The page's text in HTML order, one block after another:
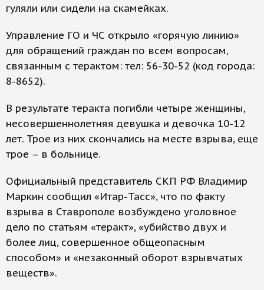
гуляли или сидели на скамейках.
Управление ГО и ЧС открыло «горячую линию»
для обращений граждан по всем вопросам,
связанным с терактом: тел: 56-30-52 (код города:
8-8652).
В результате теракта погибли четыре женщины,
несовершеннолетняя девушка и девочка 10-12
лет. Трое из них скончались на месте взрыва, еще
трое – в больнице.
Официальный представитель СКП РФ Владимир
Маркин сообщил «Итар-Тасс», что по факту
взрыва в Ставрополе возбуждено уголовное
дело по статьям «теракт», «убийство двух и
более лиц, совершенное общеопасным
способом» и «незаконный оборот взрывчатых
веществ».